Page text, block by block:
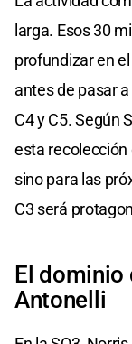
larga. Esos 30
profundizar en
antes de pasar
C4 y C5. Según
esta recolección
sino para las
C3 será
​El dominio
Antonelli